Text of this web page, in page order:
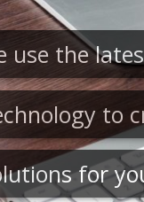
use the
to
for